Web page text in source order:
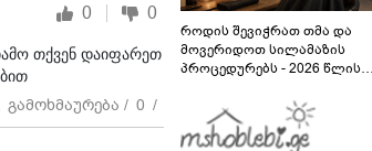
0 0
თქვენ დაიფარეთ
გამოხმაურება / 0 /
როდის შევიჭრათ თმა და
მოვერიდოთ სილამაზის
პროცედურებს - 2026 წლის
გზამკვლევი